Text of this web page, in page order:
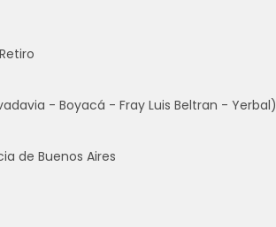
- Boyacá - Fray Luis Beltran - Yerbal)
de Buenos Aires